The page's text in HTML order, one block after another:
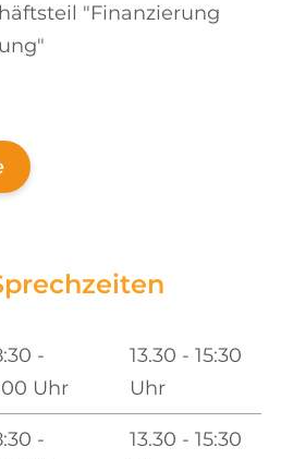
"Finanzierung
-
Uhr
13.30 - 15:30
Uhr
-
13.30 - 15:30